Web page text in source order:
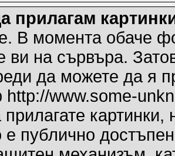
прилагам
В момента обаче
ви на сървъра.
да можете да я
http://www.some-
е публично